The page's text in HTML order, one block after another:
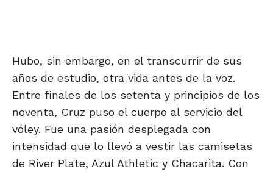
Hubo, sin embargo, en el transcurrir de sus
años de estudio, otra vida antes de la voz.
Entre finales de los setenta y principios de los
noventa, Cruz puso el cuerpo al servicio del
vóley. Fue una pasión desplegada con
intensidad que lo llevó a vestir las camisetas
de River Plate, Azul Athletic y Chacarita. Con